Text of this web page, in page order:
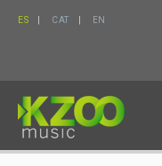
ES CAT EN